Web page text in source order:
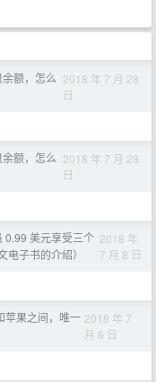
额，怎么 2018 年 7 月 28
日
额，怎么 2018 年 7 月 28
日
0.99 美元享受三个
子书的介绍）
2018 年
7 月 8 日
苹果之间，唯一 2018 年 7
月 6 日